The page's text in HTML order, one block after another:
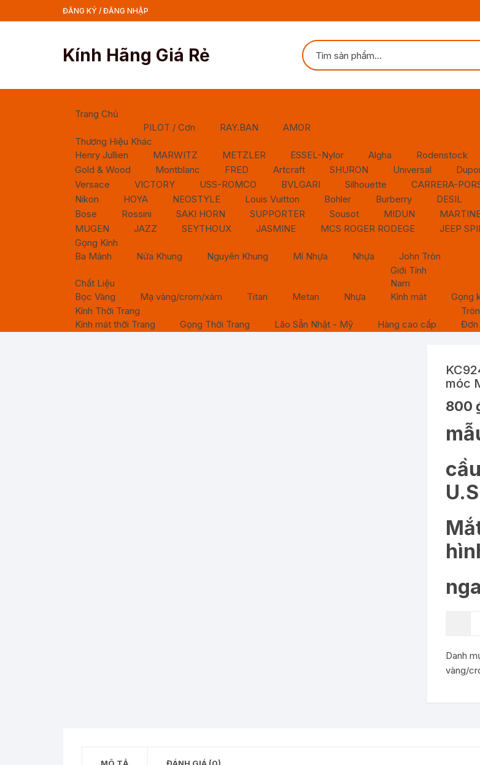
tới
ĐĂNG KÝ / ĐĂNG NHẬP
Kính Hãng Giá Rẻ
Trang Chủ
PILOT / Cơn
RAY.BAN
AMOR
Thương Hiệu Khác
Henry Jullien
MARWITZ METZLER ESSEL-Nylor Algha Rodenstock
Gold & Wood
Montblanc FRED Artcraft SHURON Universal
Versace
VICTORY USS-ROMCO BVLGARI Silhouette CARRERA-
Nikon
HOYA NEOSTYLE Louis Vuitton Bohler Burberry DESIL
Bose
Rossini SAKI HORN SUPPORTER Sousot MIDUN
MUGEN
JAZZ SEYTHOUX JASMINE MCS ROGER RODEGE JEEP
Gọng Kính
Ba Mảnh
Nửa Khung Nguyên Khung Mí Nhựa Nhựa John Tròn
Chất Liệu
Bọc Vàng
Mạ vàng/crom/xám Titan Metan Nhựa
Giới Tính
Nam
Kính mát
Gọng
Kính Thời Trang
Kính mát thời Trang
Gọng Thời Trang Lão Sẵn Nhật - Mỹ Hàng cao cấp
Đơn
móc
800
Danh
vàng/